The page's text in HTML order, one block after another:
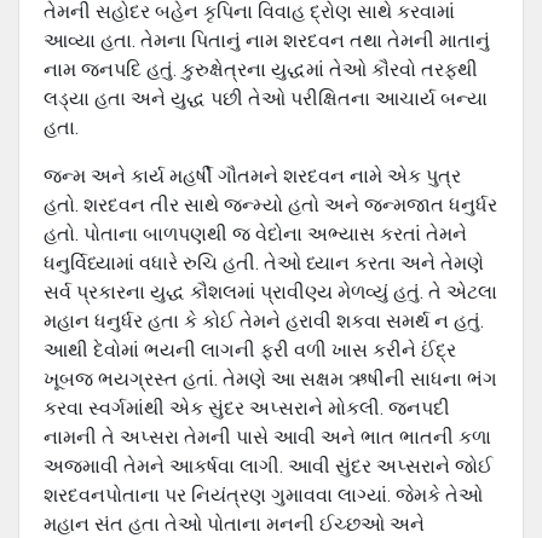
તેમની સહોદર બહેન કૃપિના વિવાહ દ્રોણ સાથે કરવામાં
આવ્યા હતા. તેમના પિતાનું નામ શરદવન તથા તેમની માતાનું
નામ જનપદિ હતું. કુરુક્ષેત્રના યુદ્ધમાં તેઓ કૌરવો તરફથી
લડ્યા હતા અને યુદ્ધ પછી તેઓ પરીક્ષિતના આચાર્ય બન્યા
હતા.
જન્મ અને કાર્ય મહર્ષી ગૌતમને શરદવન નામે એક પુત્ર
હતો. શરદવન તીર સાથે જન્મ્યો હતો અને જન્મજાત ધનુર્ધર
હતો. પોતાના બાળપણથી જ વેદોના અભ્યાસ કરતાં તેમને
ધનુર્વિધ્યામાં વધારે રુચિ હતી. તેઓ ધ્યાન કરતા અને તેમણે
સર્વ પ્રકારના યુદ્ધ કૌશલમાં પ્રાવીણ્ય મેળવ્યું હતું. તે એટલા
મહાન ધનુર્ધર હતા કે કોઈ તેમને હરાવી શકવા સમર્થ ન હતું.
આથી દેવોમાં ભયની લાગની ફરી વળી ખાસ કરીને ઈંદ્ર
ખૂબજ ભયગ્રસ્ત હતાં. તેમણે આ સક્ષમ ઋષીની સાધના ભંગ
કરવા સ્વર્ગમાંથી એક સુંદર અપ્સરાને મોકલી. જનપદી
નામની તે અપ્સરા તેમની પાસે આવી અને ભાત ભાતની કળા
અજમાવી તેમને આકર્ષવા લાગી. આવી સુંદર અપ્સરાને જોઈ
શરદવનપોતાના પર નિયંત્રણ ગુમાવવા લાગ્યાં. જેમકે તેઓ
મહાન સંત હતા તેઓ પોતાના મનની ઈચ્છઓ અને